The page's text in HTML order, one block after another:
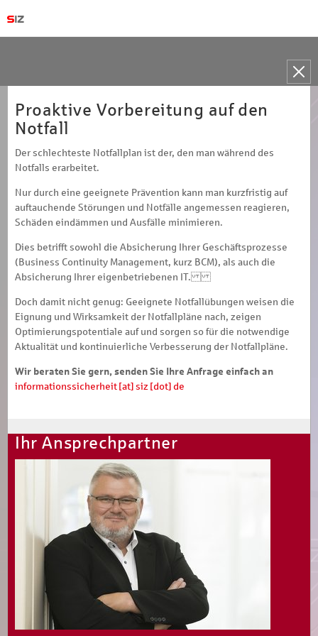
Toggle
Proaktive Vorbereitung auf den
Notfall
Der schlechteste Notfallplan ist der, den man während des
Notfalls erarbeitet.
Nur durch eine geeignete Prävention kann man kurzfristig auf
auftauchende Störungen und Notfälle angemessen reagieren,
Schäden eindämmen und Ausfälle minimieren.
Dies betrifft sowohl die Absicherung Ihrer Geschäftsprozesse
(Business Continuity Management, kurz BCM), als auch die
Absicherung Ihrer eigenbetriebenen IT.
Doch damit nicht genug: Geeignete Notfallübungen weisen die
Eignung und Wirksamkeit der Notfallpläne nach, zeigen
Optimierungspotentiale auf und sorgen so für die notwendige
Aktualität und kontinuierliche Verbesserung der Notfallpläne.
Wir beraten Sie gern, senden Sie Ihre Anfrage einfach an
informationssicherheit [at] siz [dot] de
Ihr Ansprechpartner